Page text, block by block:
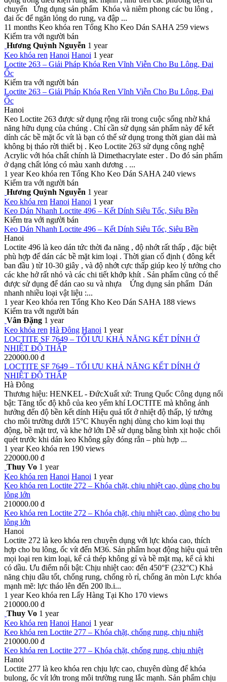
chuyển Ứng dụng sản phẩm Khóa và niêm phong các bu lông ,
đai ốc để ngăn lỏng do rung, va đập ...
11 months Keo khóa ren Tổng Kho Keo Dán SAHA 259 views
Kiểm tra với người bán
Hương Quỳnh Nguyễn 1 year
Keo khóa ren Hanoi Hanoi 1 year
Loctite 263 – Giải Pháp Khóa Ren Vĩnh Viễn Cho Bu Lông, Đai
Ốc
Kiểm tra với người bán
Loctite 263 – Giải Pháp Khóa Ren Vĩnh Viễn Cho Bu Lông, Đai
Ốc
Hanoi
Keo Loctite 263 được sử dụng rộng rãi trong cuộc sống nhờ khả
năng hữu dụng của chúng . Chỉ cần sử dụng sản phẩm này để kết
dính các bề mặt ốc vít là bạn có thể sử dụng trong thời gian dài mà
không bị tháo rời thiết bị . Keo Loctite 263 sử dụng công nghệ
Acrylic với hóa chất chính là Dimethacrylate ester . Do đó sản phẩm
ở dạng chất lỏng có màu xanh dương . ...
1 year Keo khóa ren Tổng Kho Keo Dán SAHA 240 views
Kiểm tra với người bán
Hương Quỳnh Nguyễn 1 year
Keo khóa ren Hanoi Hanoi 1 year
Keo Dán Nhanh Loctite 496 – Kết Dính Siêu Tốc, Siêu Bền
Kiểm tra với người bán
Keo Dán Nhanh Loctite 496 – Kết Dính Siêu Tốc, Siêu Bền
Hanoi
Loctite 496 là keo dán tức thời đa năng , độ nhớt rất thấp , đặc biệt
phù hợp để dán các bề mặt kim loại . Thời gian cố định ( đông kết
ban đầu ) từ 10-30 giây , và độ nhớt cực thấp giúp keo lý tưởng cho
các khe hở rất nhỏ và các chi tiết khớp khít . Sản phẩm cũng có thể
được sử dụng để dán cao su và nhựa Ứng dụng sản phẩm Dán
nhanh nhiều loại vật liệu :...
1 year Keo khóa ren Tổng Kho Keo Dán SAHA 188 views
Kiểm tra với người bán
Vân Đặng 1 year
Keo khóa ren Hà Đông Hanoi 1 year
LOCTITE SF 7649 – TỐI ƯU KHẢ NĂNG KẾT DÍNH Ở
NHIỆT ĐỘ THẤP
220000.00 đ
LOCTITE SF 7649 – TỐI ƯU KHẢ NĂNG KẾT DÍNH Ở
NHIỆT ĐỘ THẤP
Hà Đông
Thương hiệu: HENKEL - ĐứcXuất xứ: Trung Quốc Công dụng nổi
bật: Tăng tốc độ khô của keo yếm khí LOCTITE mà không ảnh
hưởng đến độ bền kết dính Hiệu quả tốt ở nhiệt độ thấp, lý tưởng
cho môi trường dưới 15°C Khuyến nghị dùng cho kim loại thụ
động, bề mặt trơ, và khe hở lớn Dễ sử dụng bằng bình xịt hoặc chổi
quét trước khi dán keo Không gây đóng rắn – phù hợp ...
1 year Keo khóa ren 190 views
220000.00 đ
Thuy Vo 1 year
Keo khóa ren Hanoi Hanoi 1 year
Keo khóa ren Loctite 272 – Khóa chặt, chịu nhiệt cao, dùng cho bu
lông lớn
210000.00 đ
Keo khóa ren Loctite 272 – Khóa chặt, chịu nhiệt cao, dùng cho bu
lông lớn
Hanoi
Loctite 272 là keo khóa ren chuyên dụng với lực khóa cao, thích
hợp cho bu lông, ốc vít đến M36. Sản phẩm hoạt động hiệu quả trên
mọi loại ren kim loại, kể cả thép không gỉ và bề mặt mạ, kể cả khi
có dầu. Ưu điểm nổi bật: Chịu nhiệt cao: đến 450°F (232°C) Khả
năng chịu dầu tốt, chống rung, chống rò rỉ, chống ăn mòn Lực khóa
mạnh mẽ: lực tháo lên đến 200 lb.i...
1 year Keo khóa ren Lấy Hàng Tại Kho 170 views
210000.00 đ
Thuy Vo 1 year
Keo khóa ren Hanoi Hanoi 1 year
Keo khóa ren Loctite 277 – Khóa chặt, chống rung, chịu nhiệt
210000.00 đ
Keo khóa ren Loctite 277 – Khóa chặt, chống rung, chịu nhiệt
Hanoi
Loctite 277 là keo khóa ren chịu lực cao, chuyên dùng để khóa
bulong, ốc vít lớn trong môi trường rung lắc mạnh. Sản phẩm chịu